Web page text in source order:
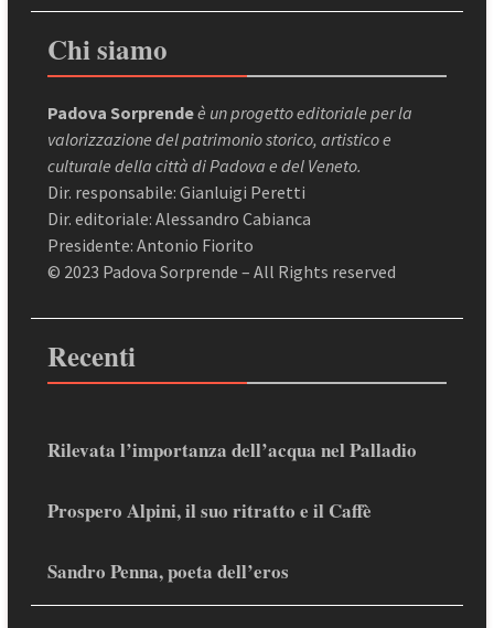
Chi siamo
Padova Sorprendeè un progetto editoriale per la
valorizzazione del patrimonio storico, artistico e
culturale della città di Padova e del Veneto.
Dir. responsabile: Gianluigi Peretti
Dir. editoriale: Alessandro Cabianca
Presidente: Antonio Fiorito
© 2023 Padova Sorprende – All Rights reserved
Recenti
Rilevata l’importanza dell’acqua nel Palladio
Prospero Alpini, il suo ritratto e il Caffè
Sandro Penna, poeta dell’eros